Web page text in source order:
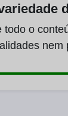
todo o
nem